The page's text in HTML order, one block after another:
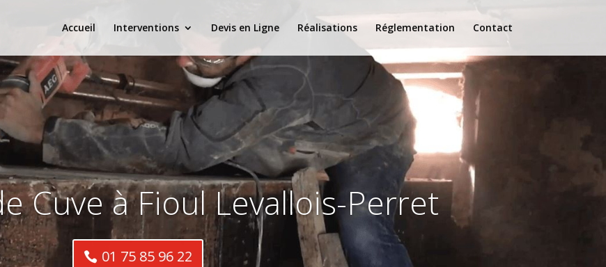
Accueil Interventions Devis en Ligne Réalisations Réglementation Contact
Cuve à Fioul Levallois-Perret
01 75 85 96 22